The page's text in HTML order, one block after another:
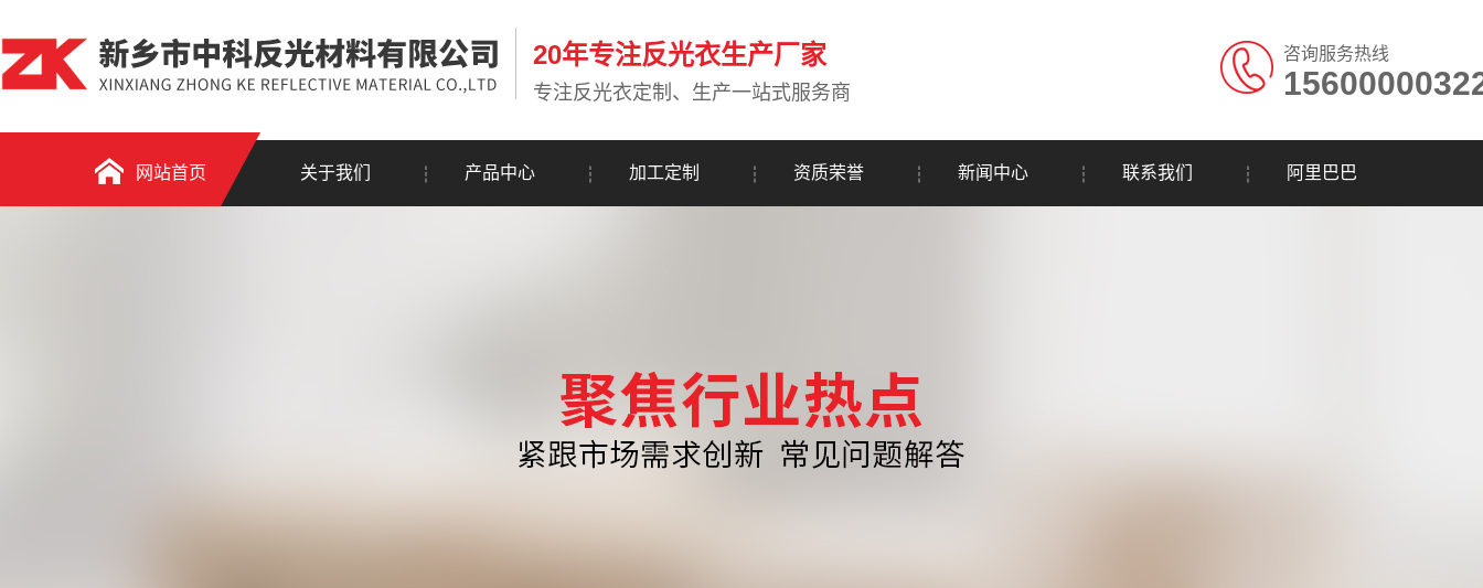
20年专注反光衣生产厂家
专注反光衣定制、生产一站式服务商
咨询服务热线
网站首页 关于我们 产品中心 加工定制 资质荣誉 新闻中心 联系我们 阿里巴巴